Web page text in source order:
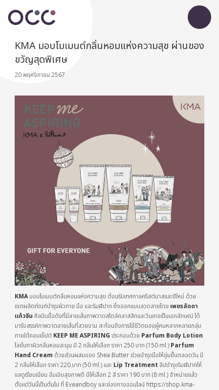
KMA มอบโมเมนต์กลิ่นหอมแห่งความสุข ผ่านของ
ขวัญสุดพิเศษ
20 พฤศจิกายน 2567
KMA มอบโมเมนต์กลิ่นหอมแห่งความสุข ต้อนรับเทศกาลคริสต์มาสและปีใหม่ ด้วย
เซตผลิตภัณฑ์บำรุงผิวกาย มือ และริมฝีปาก ซึ่งออกแบบลวดลายโดย เพชรลัดดา
แก้วจีน ศิลปินชื่อดังที่มีลายเส้นภาพวาดสไตล์คลาสสิกและวินเทจเป็นเอกลักษณ์ ได้
มารังสรรค์ภาพวาดลายเส้นที่สวยงาม สะท้อนถึงการใช้ชีวิตของผู้คนหลากหลายกลุ่ม
ภายใต้คอนเซ็ปต์ KEEP ME ASPIRING ประกอบด้วย Parfum Body Lotion
โลชั่นทาผิวกลิ่นหอมละมุน มี 2 กลิ่นให้เลือก ราคา 250 บาท (150 ml.) Parfum
Hand Cream ด้วยส่วนผสมของ Shea Butter ช่วยบำรุงมือให้ชุ่มชื้นตลอดวัน มี
2 กลิ่นให้เลือก ราคา 220 บาท (50 ml.) และ Lip Treatment ลิปบำรุงริมฝีปากให้
แลดูเรียบเนียน อิ่มเอิบสุขภาพดี มีให้เลือก 2 สี ราคา 190 บาท (8 ml.) จำหน่ายแล้ว
ตั้งแต่วันนี้เป็นต้นไป ที่ Eveandboy และช่องทางออนไลน์ https://shop.kma-